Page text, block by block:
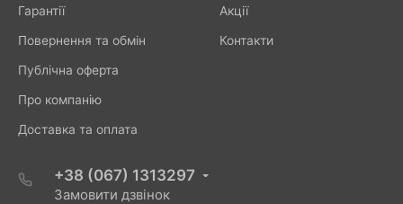
Гарантії
Повернення та обмін
Публічна оферта
Про компанію
Доставка та оплата
Акції
Контакти
+38 (067) 1313297
Замовити дзвінок